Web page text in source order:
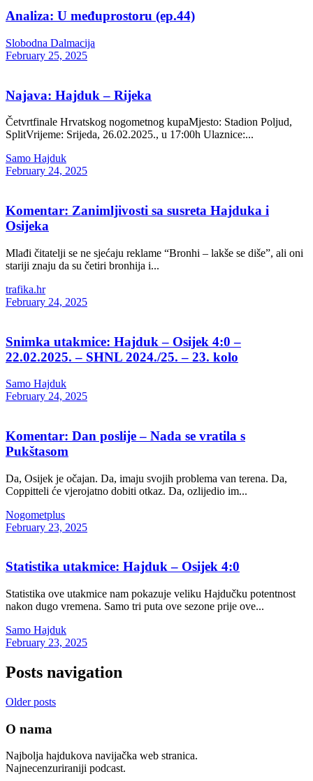
Analiza: U međuprostoru (ep.44)
Slobodna Dalmacija
February 25, 2025
Najava: Hajduk – Rijeka
Četvrtfinale Hrvatskog nogometnog kupaMjesto: Stadion Poljud,
SplitVrijeme: Srijeda, 26.02.2025., u 17:00h Ulaznice:...
Samo Hajduk
February 24, 2025
Komentar: Zanimljivosti sa susreta Hajduka i
Osijeka
Mlađi čitatelji se ne sjećaju reklame “Bronhi – lakše se diše”, ali oni
stariji znaju da su četiri bronhija i...
trafika.hr
February 24, 2025
Snimka utakmice: Hajduk – Osijek 4:0 –
22.02.2025. – SHNL 2024./25. – 23. kolo
Samo Hajduk
February 24, 2025
Komentar: Dan poslije – Nada se vratila s
Pukštasom
Da, Osijek je očajan. Da, imaju svojih problema van terena. Da,
Coppitteli će vjerojatno dobiti otkaz. Da, ozlijedio im...
Nogometplus
February 23, 2025
Statistika utakmice: Hajduk – Osijek 4:0
Statistika ove utakmice nam pokazuje veliku Hajdučku potentnost
nakon dugo vremena. Samo tri puta ove sezone prije ove...
Samo Hajduk
February 23, 2025
Posts navigation
Older posts
O nama
Najbolja hajdukova navijačka web stranica.
Najnecenzuriraniji podcast.